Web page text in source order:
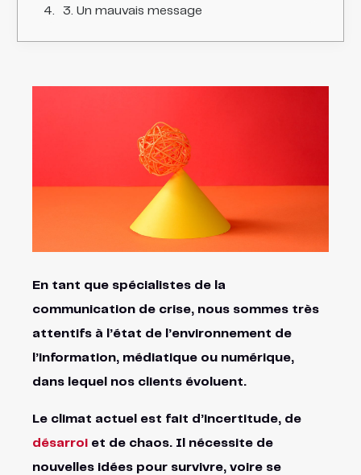
3. Un mauvais message
En tant que spécialistes de la
communication de crise, nous sommes très
attentifs à l’état de l’environnement de
l’information, médiatique ou numérique,
dans lequel nos clients évoluent.
Le climat actuel est fait d’incertitude, de
désarroi et de chaos. Il nécessite de
nouvelles idées pour survivre, voire se